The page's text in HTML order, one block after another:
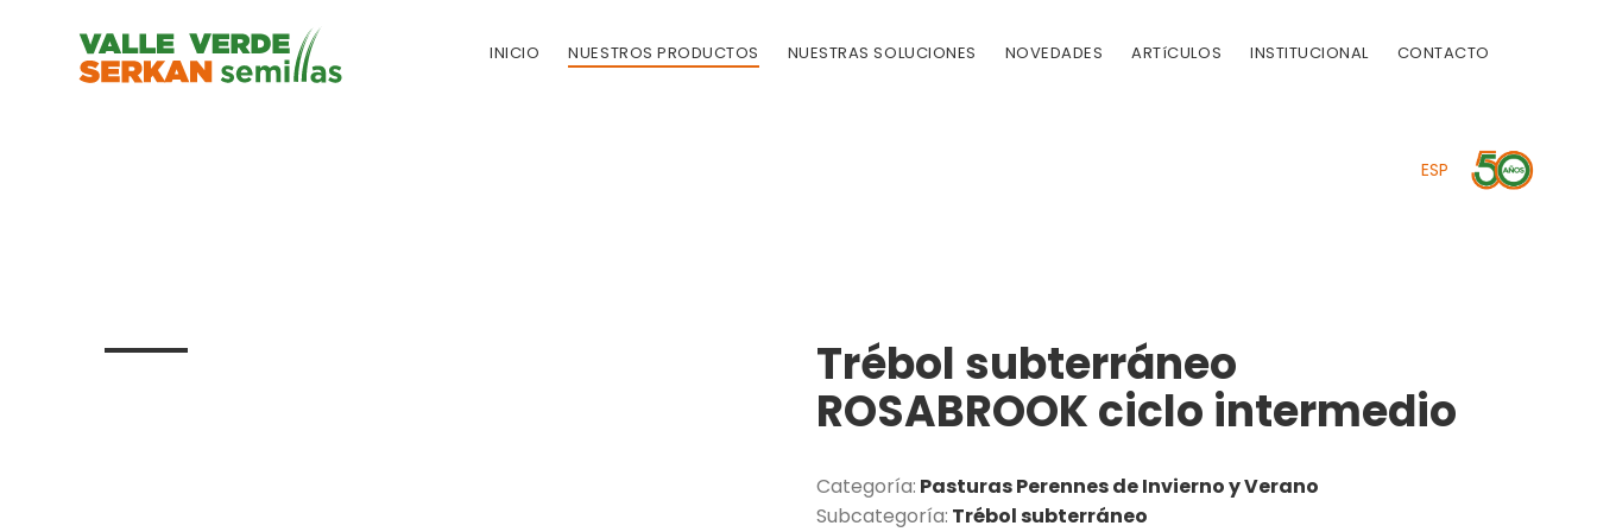
INICIO NUESTROS PRODUCTOS NUESTRAS SOLUCIONES NOVEDADES ARTíCULOS INSTITUCIONAL CONTACTO
ESP
Trébol subterráneo
ROSABROOK ciclo intermedio
Categoría: Pasturas Perennes de Invierno y Verano
Subcategoría: Trébol subterráneo